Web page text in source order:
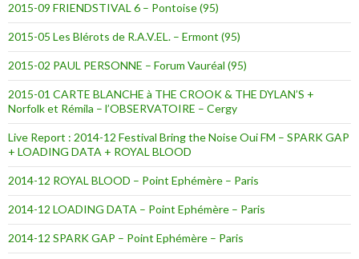
2015-09 FRIENDSTIVAL 6 – Pontoise (95)
2015-05 Les Blérots de R.A.V.EL. – Ermont (95)
2015-02 PAUL PERSONNE – Forum Vauréal (95)
2015-01 CARTE BLANCHE à THE CROOK & THE DYLAN’S +
Norfolk et Rémila – l’OBSERVATOIRE – Cergy
Live Report : 2014-12 Festival Bring the Noise Oui FM – SPARK GAP
+ LOADING DATA + ROYAL BLOOD
2014-12 ROYAL BLOOD – Point Ephémère – Paris
2014-12 LOADING DATA – Point Ephémère – Paris
2014-12 SPARK GAP – Point Ephémère – Paris